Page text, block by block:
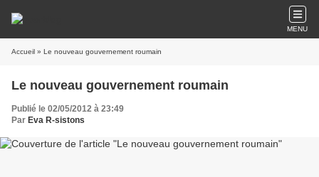
MENU
Accueil » Le nouveau gouvernement roumain
Le nouveau gouvernement roumain
Publié le 02/05/2012 à 23:49
Par Eva R-sistons